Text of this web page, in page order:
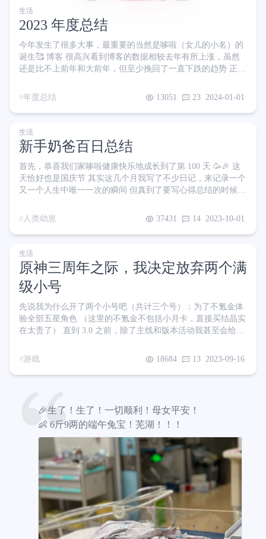
生活
2023 年度总结
今年发生了很多大事，最重要的当然是哆啦（女儿的小名）的
诞生🥰 博客 很高兴看到博客的数据相较去年有所上涨，虽然
还是比不上前年和大前年，但至少挽回了一直下跌的趋势 正如
WordPress + Minty 主题变成了全栈自研（❌ 新的域名 + 新的前
量前三 让我虚惊一场的 PDF “XSS 漏洞” zdfans 倒闭啦，老板
年度总结 13051 23 2024-01-01
生活
新手奶爸百日总结
首先，恭喜我们家哆啦健康快乐地成长到了第 100 天 🥳🎉 这
天恰好也是国庆节 其实这几个月我写了不少日记，来记录一个
又一个人生中唯一一次的瞬间 但真到了要写心得总结的时候，
顺序想到什么写什么吧，希望能给像我一样的新手奶爸传授一
检产检别偷懒，多做总比少做好 备孕 我们无保护性行为几个
月了都没反应，于是去做了个精液常规，意外地质量还挺好
（也许是粘了年轻的光）。于是我们去三甲医院生殖健康中心
看，医生给
人类幼崽 37431 14 2023-10-01
生活
原神三周年之际，我决定放弃两个满
级小号
先说我为什么开了两个小号吧（共计三个号）：为了不氪金体
验全部五星角色 （这里的不氪金不包括小月卡，直接买结晶实
在太贵了） 直到 3.0 之前，除了主线和版本活动我甚至会给两
己的，当初竟然有这么大的热情😂 除此之外，每天日常任务
月卡确实足以拿下所有五星角色，每个版本看别人纠结抽不抽
游戏 18684 13 2023-09-16
🎉生了！生了！一切顺利！母女平安！
👶 6斤9两的端午兔宝！芜湖！！！